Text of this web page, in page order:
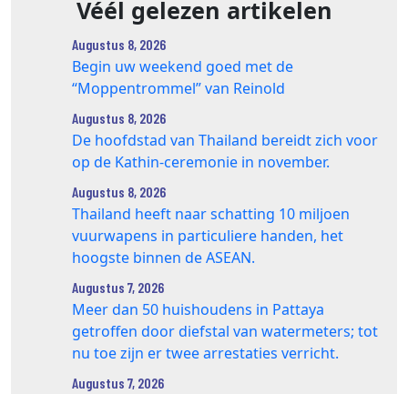
Véél gelezen artikelen
Augustus 8, 2026
Begin uw weekend goed met de
“Moppentrommel” van Reinold
Augustus 8, 2026
De hoofdstad van Thailand bereidt zich voor
op de Kathin-ceremonie in november.
Augustus 8, 2026
Thailand heeft naar schatting 10 miljoen
vuurwapens in particuliere handen, het
hoogste binnen de ASEAN.
Augustus 7, 2026
Meer dan 50 huishoudens in Pattaya
getroffen door diefstal van watermeters; tot
nu toe zijn er twee arrestaties verricht.
Augustus 7, 2026